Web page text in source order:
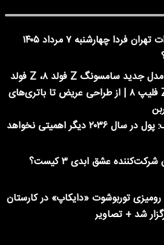
فوری | ادارات تهران فردا چهارشنبه ۷ مرداد ۱۴۰۵
معرفی سه مدل جدید سامسونگ Z فولد ۸، Z فولد
۸ اولترا و Z فلیپ ۸ | از طراحی عریض تا باتری‌های
ایلان ماسک: پول در سال ۲۰۳۶ دیگر اهمیتی نخواهد
شرکت‌کننده عشق ابدی ۳ کیست؟
رومیزی توربوشوت «دایکاپ» در کارستان
شد + تصاویر